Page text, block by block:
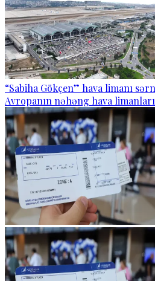
“Sabiha Gökçen” hava limanı
Avropanın nəhəng hava